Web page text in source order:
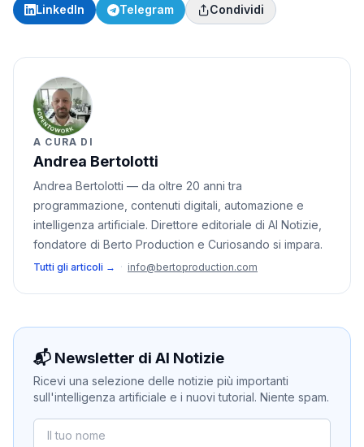
LinkedIn Telegram Condividi
A CURA DI
Andrea Bertolotti
Andrea Bertolotti — da oltre 20 anni tra
programmazione, contenuti digitali, automazione e
intelligenza artificiale. Direttore editoriale di AI Notizie,
fondatore di Berto Production e Curiosando si impara.
Tutti gli articoli → · info@bertoproduction.com
📬 Newsletter di AI Notizie
Ricevi una selezione delle notizie più importanti
sull'intelligenza artificiale e i nuovi tutorial. Niente spam.